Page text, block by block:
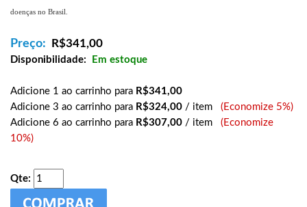
doenças no Brasil.
Preço: R$341,00
Disponibilidade: Em estoque
Adicione 1 ao carrinho para R$341,00
Adicione 3 ao carrinho para R$324,00 / item (Economize 5%)
Adicione 6 ao carrinho para R$307,00 / item (Economize
10%)
Qte: